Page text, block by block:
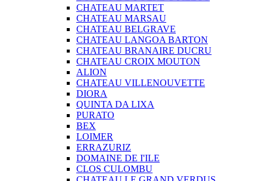
CHATEAU MARTET
CHATEAU MARSAU
CHATEAU BELGRAVE
CHATEAU LANGOA BARTON
CHATEAU BRANAIRE DUCRU
CHATEAU CROIX MOUTON
ALION
CHATEAU VILLENOUVETTE
DIORA
QUINTA DA LIXA
PURATO
BEX
LOIMER
ERRAZURIZ
DOMAINE DE I'ILE
CLOS CULOMBU